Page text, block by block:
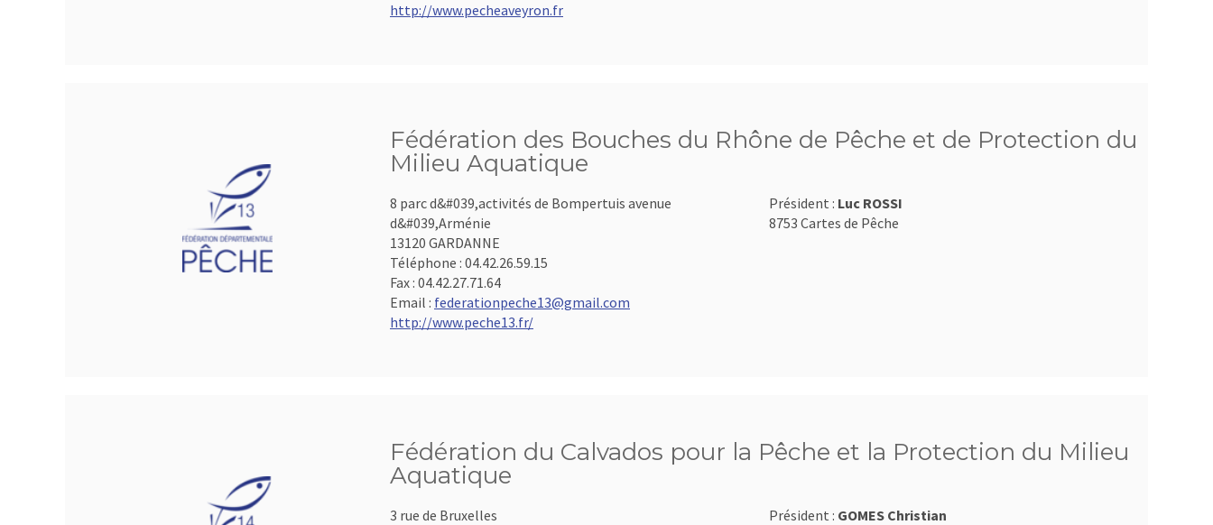
http://www.pecheaveyron.fr
Fédération des Bouches du Rhône de Pêche et de Protection du
Milieu Aquatique
8 parc d&#039,activités de Bompertuis avenue
d&#039,Arménie
13120 GARDANNE
Téléphone : 04.42.26.59.15
Fax : 04.42.27.71.64
Email : federationpeche13@gmail.com
http://www.peche13.fr/
Président : Luc ROSSI
8753 Cartes de Pêche
Fédération du Calvados pour la Pêche et la Protection du Milieu
Aquatique
3 rue de Bruxelles
Président : GOMES Christian